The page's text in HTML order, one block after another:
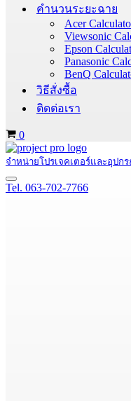
คำนวนระยะฉาย
Acer
Viewsonic
Epson
Panasonic
BenQ
วิธีสั่งซื้อ
ติดต่อเรา
Cart
0
จำหน่ายโปรเจคเตอร์และอุปก
Navigation
Menu
Tel. 063-702-7766